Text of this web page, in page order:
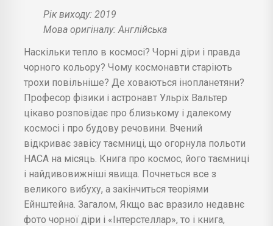
Рік виходу: 2019
Мова оригіналу: Англійська
Наскільки тепло в космосі? Чорні діри і правда
чорного кольору? Чому космонавти старіють
трохи повільніше? Де ховаються інопланетяни?
Професор фізики і астронавт Ульріх Вальтер
цікаво розповідає про близькому і далекому
космосі і про будову речовини. Вчений
відкриває завісу таємниці, що огорнула польоти
НАСА на місяць. Книга про космос, його таємниці
і найдивовижніші явища. Почнеться все з
великого вибуху, а закінчиться теоріями
Ейнштейна. Загалом, Якщо вас вразило недавнє
фото чорної діри і «Інтерстеллар», то і книга,